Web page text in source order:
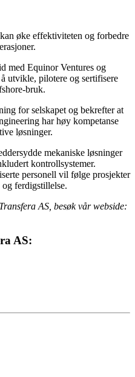
øke effektiviteten og forbedre
med Equinor Ventures og
utvikle, pilotere og sertifisere
bruk.
for selskapet og bekrefter at
har høy kompetanse
løsninger.
mekaniske løsninger
kontrollsystemer.
personell vil følge prosjekter
ferdigstillelse.
AS, besøk vår webside:
AS: